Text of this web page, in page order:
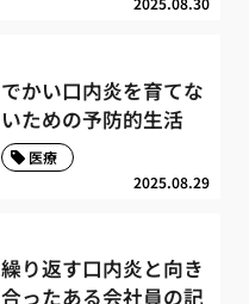
でかい口内炎を育てな
いための予防的生活
2025.08.29
医療
繰り返す口内炎と向き
合ったある会社員の記